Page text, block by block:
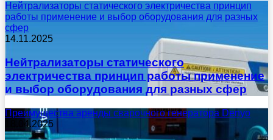
Нейтрализаторы статического электричества принцип
работы применение и выбор оборудования для разных
сфер
14.11.2025
Нейтрализаторы статического
электричества принцип работы применение
и выбор оборудования для разных сфер
Преимущества аренды сварочного генератора Denyo
18.04.2025